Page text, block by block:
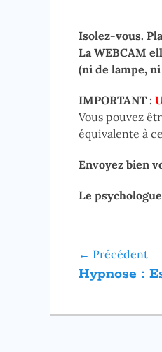
Isolez-vous.
La WEBCAM
(ni de lampe,
IMPORTANT :
Vous pouvez
équivalente à
Envoyez bien
Le psychologue
Navigation
de
l’article
← Précédent
Article
Hypnose :